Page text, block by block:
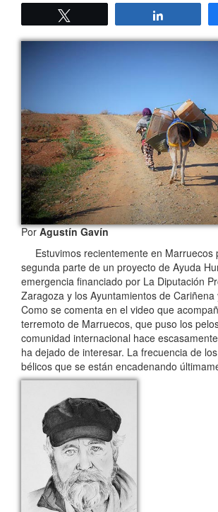
PorAgustín Gavín
Estuvimos recientemente en Marruecos
segunda parte de un proyecto de Ayuda
emergencia financiado por La Diputación
Zaragoza y los Ayuntamientos de Cariñena
Como se comenta en el video que
terremoto de Marruecos, que puso los
comunidad internacional hace
ha dejado de interesar. La frecuencia de
bélicos que se están encadenando